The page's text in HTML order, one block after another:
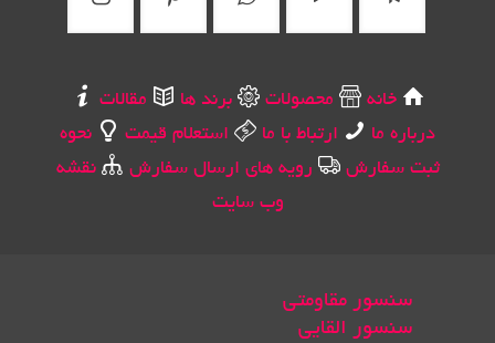
خانه محصولات برند ها
مقالات
درباره ما
ارتباط با ما استعلام قیمت
نحوه
ثبت سفارش
رویه های ارسال سفارش
نقشه
وب سایت
سنسور مقاومتی
سنسور القایی